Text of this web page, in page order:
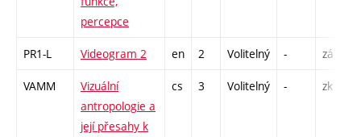
percepce
PR1-L Videogram 2 en 2 Volitelný - zá
VAMM
Vizuální
antropologie a
její přesahy k
cs 3 Volitelný - zk